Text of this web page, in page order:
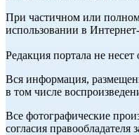
При частичном или полном
использовании в
Редакция портала не
Вся информация,
в том числе
Все фотографические
согласия правообладателя